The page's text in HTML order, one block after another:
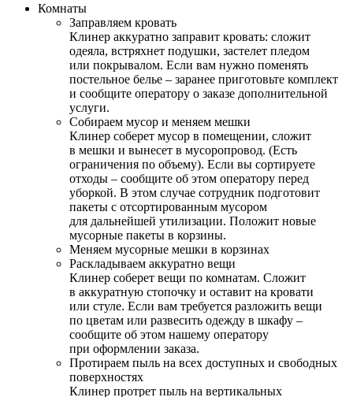
Комнаты
Заправляем кровать
Клинер аккуратно заправит кровать: сложит
одеяла, встряхнет подушки, застелет пледом
или покрывалом. Если вам нужно поменять
постельное белье – заранее приготовьте комплект
и сообщите оператору о заказе дополнительной
услуги.
Собираем мусор и меняем мешки
Клинер соберет мусор в помещении, сложит
в мешки и вынесет в мусоропровод. (Есть
ограничения по объему). Если вы сортируете
отходы – сообщите об этом оператору перед
уборкой. В этом случае сотрудник подготовит
пакеты с отсортированным мусором
для дальнейшей утилизации. Положит новые
мусорные пакеты в корзины.
Меняем мусорные мешки в корзинах
Раскладываем аккуратно вещи
Клинер соберет вещи по комнатам. Сложит
в аккуратную стопочку и оставит на кровати
или стуле. Если вам требуется разложить вещи
по цветам или развесить одежду в шкафу –
сообщите об этом нашему оператору
при оформлении заказа.
Протираем пыль на всех доступных и свободных
поверхностях
Клинер протрет пыль на вертикальных